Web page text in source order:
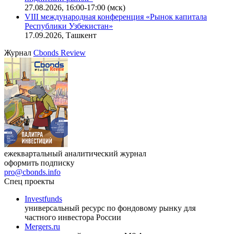
27.08.2026, 16:00-17:00 (мск)
VIII международная конференция «Рынок капитала
Республики Узбекистан»
17.09.2026, Ташкент
Журнал Cbonds Review
ежеквартальный аналитический журнал
оформить подписку
pro@cbonds.info
Спец проекты
Investfunds
универсальный ресурс по фондовому рынку для
частного инвестора России
Mergers.ru